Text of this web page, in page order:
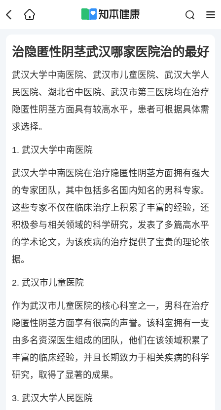
治隐匿性阴茎武汉哪家医院治的最好
武汉大学中南医院、武汉市儿童医院、武汉大学人
民医院、湖北省中医院、武汉市第三医院均在治疗
隐匿性阴茎方面具有较高水平，患者可根据具体需
求选择。
1. 武汉大学中南医院
武汉大学中南医院在治疗隐匿性阴茎方面拥有强大
的专家团队，其中包括多名国内知名的男科专家。
这些专家不仅在临床治疗上积累了丰富的经验，还
积极参与相关领域的科学研究，发表了多篇高水平
的学术论文，为该疾病的治疗提供了宝贵的理论依
据。
2. 武汉市儿童医院
作为武汉市儿童医院的核心科室之一，男科在治疗
隐匿性阴茎方面享有很高的声誉。该科室拥有一支
由多名资深医生组成的团队，他们在该领域积累了
丰富的临床经验，并且长期致力于相关疾病的科学
研究，取得了显著的成果。
3. 武汉大学人民医院